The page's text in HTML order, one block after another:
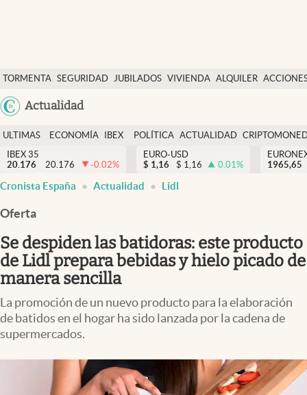
TORMENTA SEGURIDAD JUBILADOS VIVIENDA ALQUILER
USA
Actualidad
Economía y finanzas
Política
Actualidad
Criptomonedas
España
ULTIMAS
NOTICIAS
ECONOMÍA
FINANZAS
IBEX
EURO
POLÍTICA ACTUALIDAD
IBEX 35
20.176
20.176 -0.02%
EURO-USD
$ 1,16 $ 1,16 0.01%
1965,65
Cronista España Actualidad Lidl
Oferta
Se despiden las batidoras: este producto
de Lidl prepara bebidas y hielo picado de
manera sencilla
La promoción de un nuevo producto para la elaboración
de batidos en el hogar ha sido lanzada por la cadena de
supermercados.